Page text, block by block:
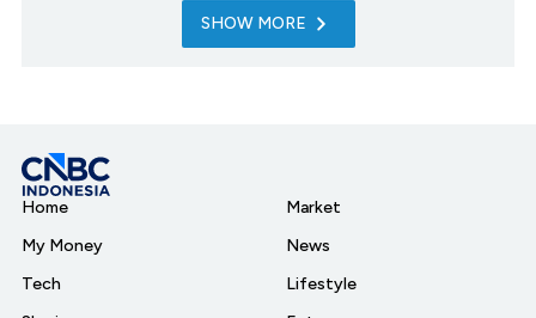
SHOW MORE
Home
My Money
Tech
Market
News
Lifestyle